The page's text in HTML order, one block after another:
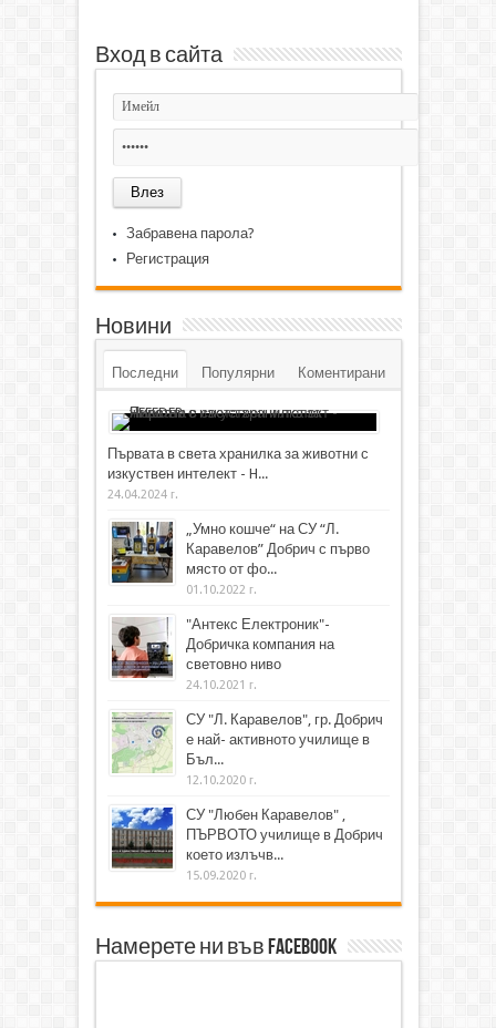
Вход в сайта
Забравена парола?
Регистрация
Новини
Последни Популярни Коментирани
Първата в света хранилка за животни с
изкуствен интелект - H...
24.04.2024 г.
„Умно кошче“ на СУ “Л.
Каравелов” Добрич с първо
място от фо...
01.10.2022 г.
"Антекс Електроник"-
Добричка компания на
световно ниво
24.10.2021 г.
СУ "Л. Каравелов", гр. Добрич
е най- активното училище в
Бъл...
12.10.2020 г.
СУ "Любен Каравелов" ,
ПЪРВОТО училище в Добрич
което излъчв...
15.09.2020 г.
Намерете ни във Facebook